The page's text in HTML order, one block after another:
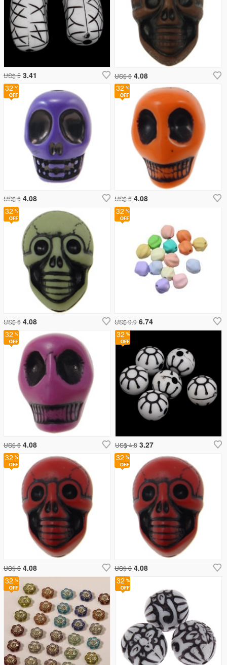
US$ 5 3.41
32
US$ 6 4.08
32
US$ 4.8 3.27
32
US$ 6 4.08
32
US$ 6 4.08
32
32
US$ 6 4.08
US$ 6 4.08
32
US$ 6 4.08
32
US$ 6 4.08
32
US$ 9.9 6.74
32